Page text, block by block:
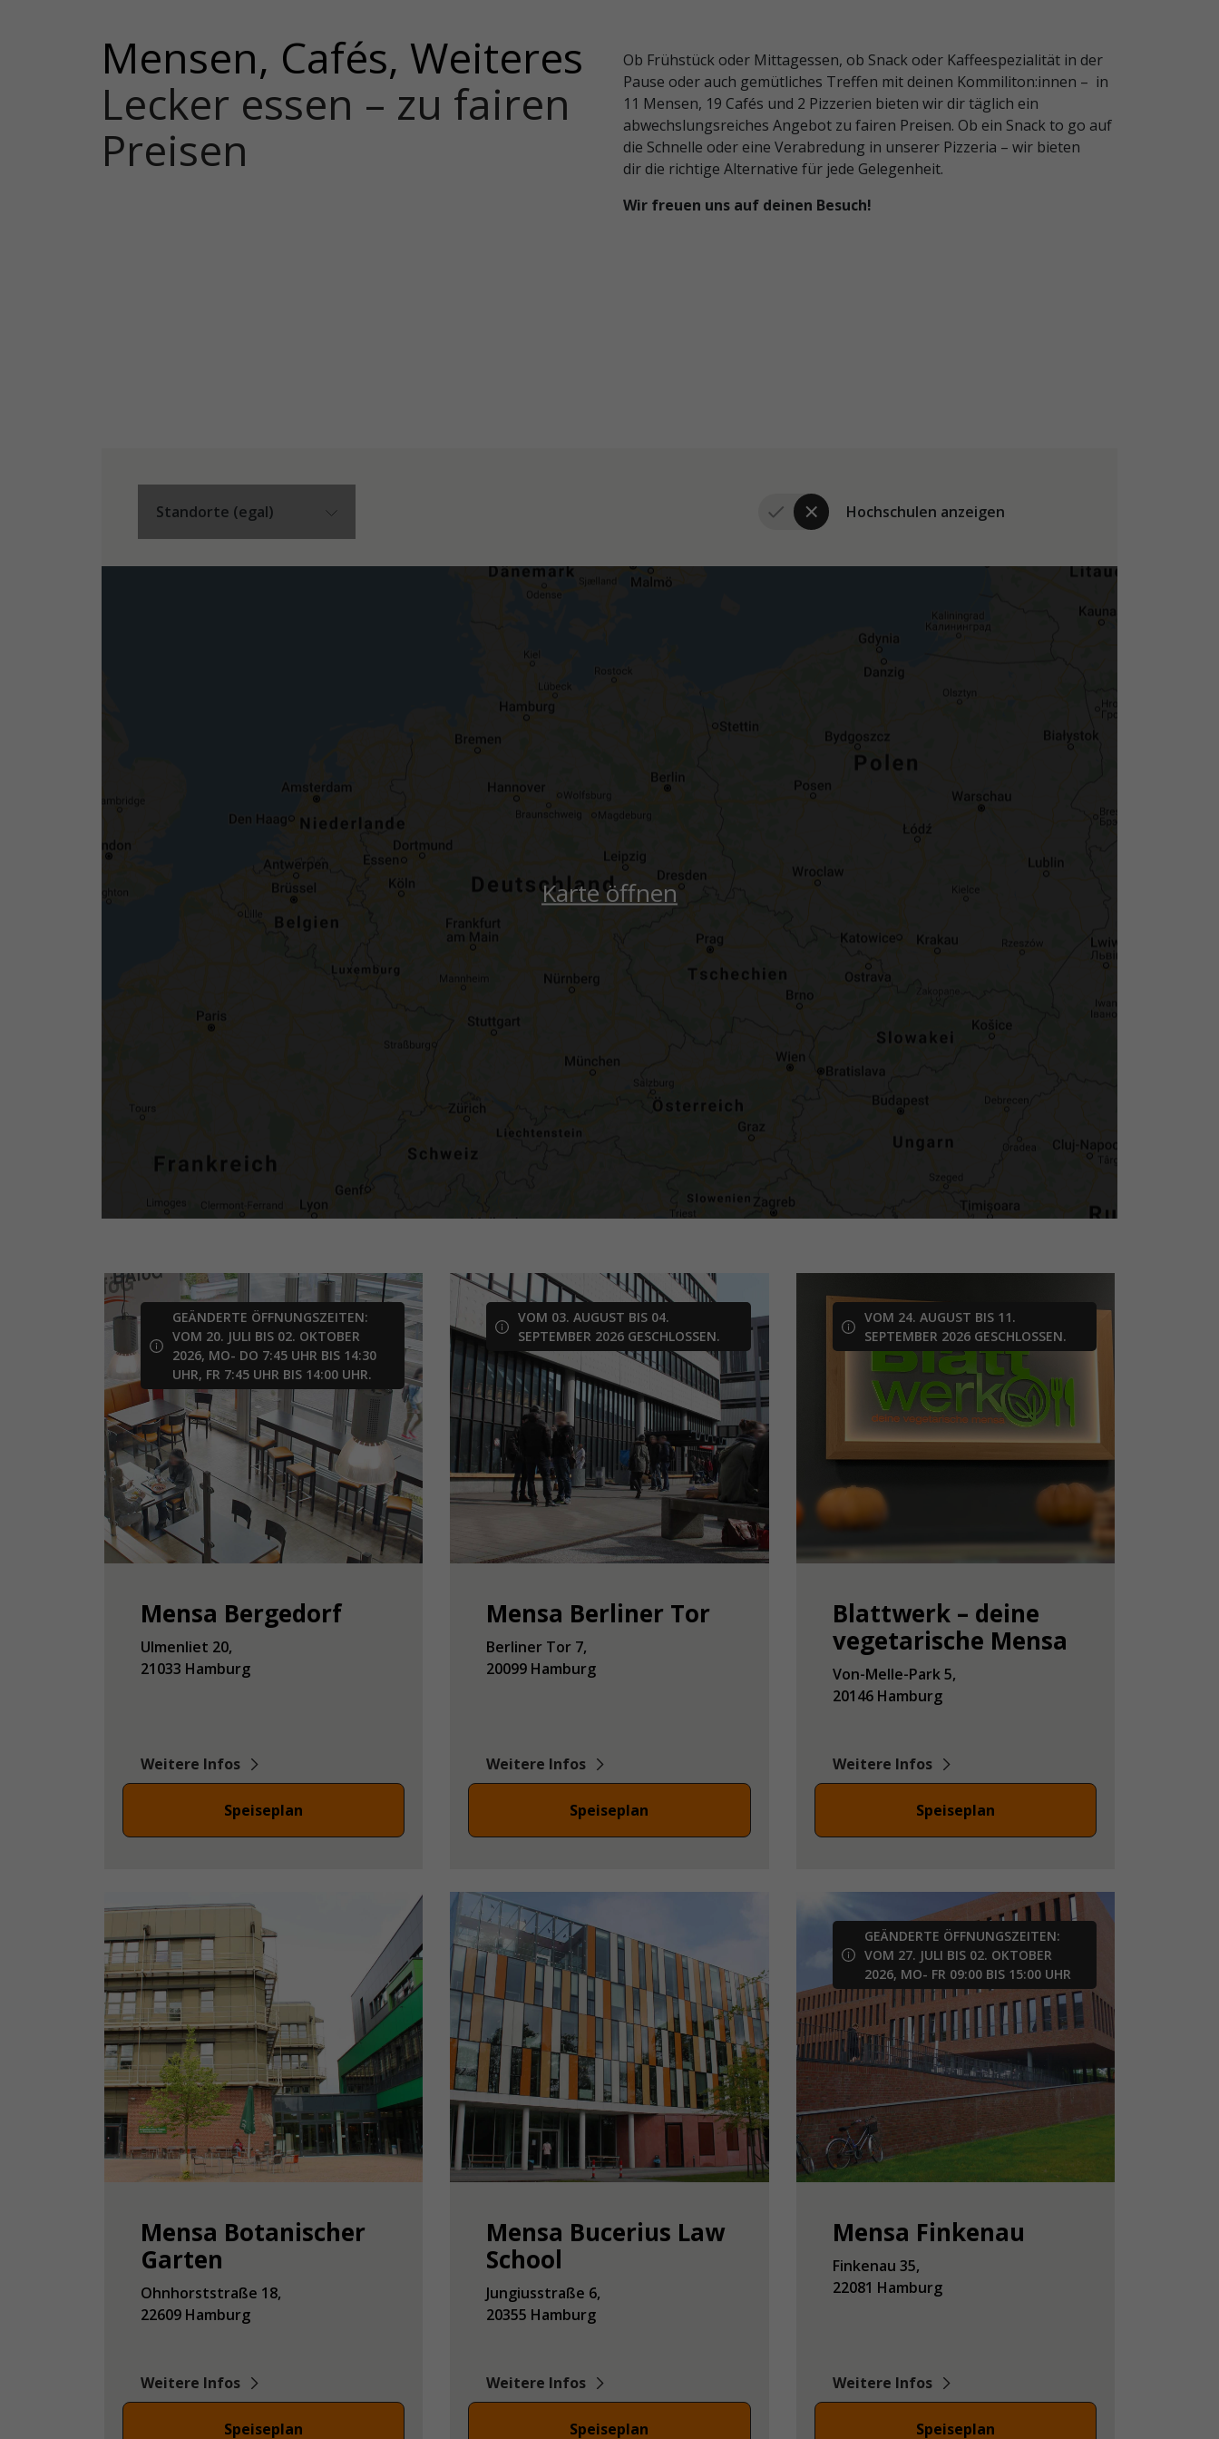
Mensen, Cafés, Weiteres
Lecker essen – zu fairen
Preisen
Ob Frühstück oder Mittagessen, ob Snack oder Kaffeespezialität in der
Pause oder auch gemütliches Treffen mit deinen Kommiliton:innen – in
11 Mensen, 19 Cafés und 2 Pizzerien bieten wir dir täglich ein
abwechslungsreiches Angebot zu fairen Preisen. Ob ein Snack to go auf
die Schnelle oder eine Verabredung in unserer Pizzeria – wir bieten
dir die richtige Alternative für jede Gelegenheit.
Wir freuen uns auf deinen Besuch!
Standorte (egal) Hochschulen anzeigen
Karte öffnen
GEÄNDERTE ÖFFNUNGSZEITEN:
VOM 20. JULI BIS 02. OKTOBER
2026, MO- DO 7:45 UHR BIS 14:30
UHR, FR 7:45 UHR BIS 14:00 UHR.
Mensa Bergedorf
Ulmenliet 20
21033 Hamburg
Weitere Infos
Speiseplan
VOM 03. AUGUST BIS 04.
SEPTEMBER 2026 GESCHLOSSEN.
Mensa Berliner Tor
Berliner Tor 7
20099 Hamburg
Weitere Infos
Speiseplan
VOM 24. AUGUST BIS 11.
SEPTEMBER 2026 GESCHLOSSEN.
Blattwerk – deine
vegetarische Mensa
Von-Melle-Park5
20146 Hamburg
Weitere Infos
Speiseplan
Mensa Botanischer
Garten
Ohnhorststraße 18
22609 Hamburg
Weitere Infos
Speiseplan
Mensa Bucerius Law
School
Jungiusstraße 6
20355 Hamburg
Weitere Infos
Speiseplan
GEÄNDERTE ÖFFNUNGSZEITEN:
VOM 27. JULI BIS 02. OKTOBER
2026, MO- FR 09:00 BIS 15:00 UHR
Mensa Finkenau
Finkenau 35
22081 Hamburg
Weitere Infos
Speiseplan